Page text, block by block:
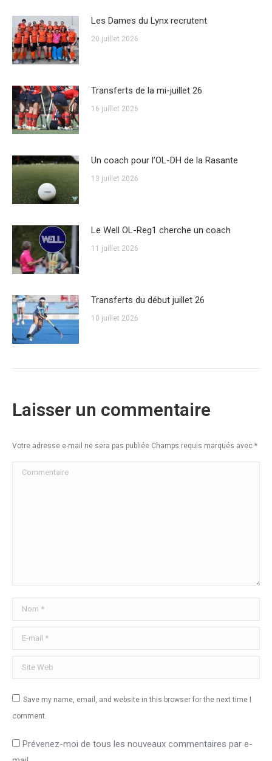
Les Dames du Lynx recrutent
20 juillet 2026
Transferts de la mi-juillet 26
16 juillet 2026
Un coach pour l’OL-DH de la Rasante
13 juillet 2026
Le Well OL-Reg1 cherche un coach
11 juillet 2026
Transferts du début juillet 26
10 juillet 2026
Laisser un commentaire
Votre adresse e-mail ne sera pas publiée Champs requis marqués avec *
Commentaire
Nom *
E-mail *
Site Web
Save my name, email, and website in this browser for the next time I
comment.
Prévenez-moi de tous les nouveaux commentaires par e-